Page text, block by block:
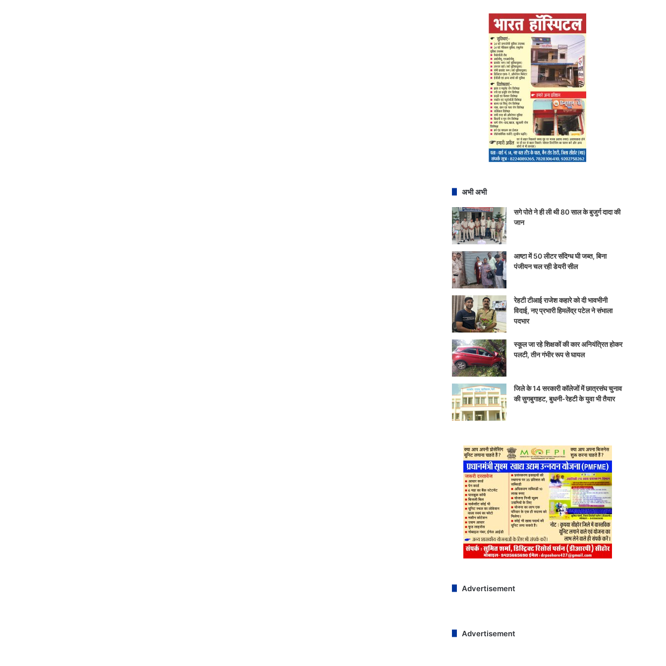
अभी अभी
सगे पोते ने ही ली थी 80 साल के बुजुर्ग दादा की
जान
आष्टा में 50 लीटर संदिग्ध घी जब्त, बिना
पंजीयन चल रही डेयरी सील
रेहटी टीआई राजेश कहारे को दी भावभीनी
विदाई, नए प्रभारी हिमलेंद्र पटेल ने संभाला
पदभार
स्कूल जा रहे शिक्षकों की कार अनियंत्रित होकर
पलटी, तीन गंभीर रूप से घायल
जिले के 14 सरकारी कॉलेजों में छात्रसंघ चुनाव
की सुगबुगाहट, बुधनी-रेहटी के युवा भी तैयार
Advertisement
Advertisement